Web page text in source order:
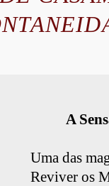
A
Uma das
Reviver os